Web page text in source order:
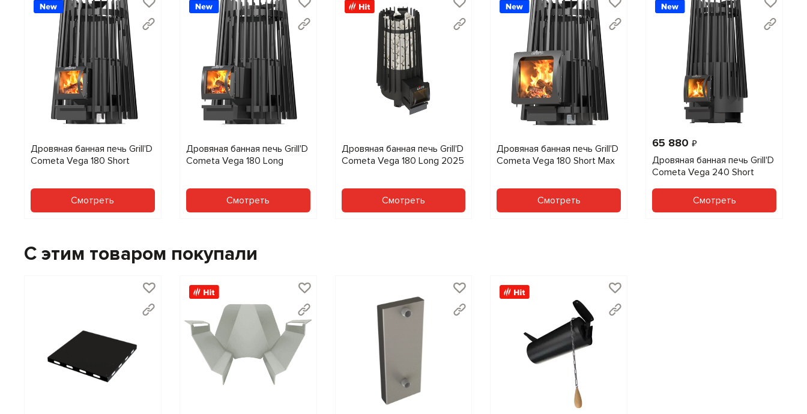
Дровяная банная печь Grill'D
Cometa Vega 180 Short
Смотреть
Дровяная банная печь Grill'D
Cometa Vega 180 Long
Смотреть
Дровяная банная печь Grill'D
Cometa Vega 180 Long 2025
Смотреть
Дровяная банная печь Grill'D
Cometa Vega 180 Short Max
Смотреть
65 880₽
Дровяная банная печь Grill'D
Cometa Vega 240 Short
Смотреть
С этим товаром покупали